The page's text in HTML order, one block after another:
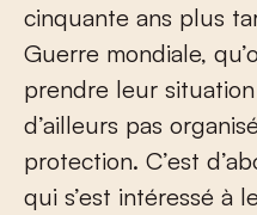
cinquante ans plus
Guerre mondiale,
prendre leur
d’ailleurs pas
protection. C’est
qui s’est intéressé à